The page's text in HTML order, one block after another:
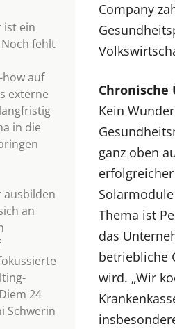
ist ein
fehlt
auf
externe
in die
ausbilden
an
24
Schwerin
Company
Kein
ganz oben
Thema ist
das
betriebliche
wird. „Wir